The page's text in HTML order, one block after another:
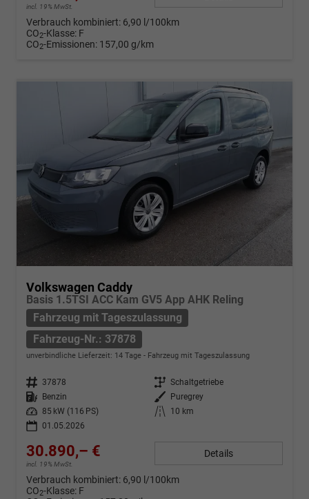
incl. 19% MwSt.
Verbrauch kombiniert: 6,90 l/100km
CO2-Klasse: F
CO2-Emissionen: 157,00 g/km
Volkswagen Caddy
Basis 1.5TSI ACC Kam GV5 App AHK Reling
Fahrzeug mit Tageszulassung
Fahrzeug-Nr.: 37878
unverbindliche Lieferzeit: 14 Tage Fahrzeug mit Tageszulassung
Fahrzeug-Nr. 37878 Getriebe Schaltgetriebe
Kraftstoff Benzin Außenfarbe
Puregrey
Leistung
85 kW (116 PS) Kilometerstand
10 km
01.05.2026
30.890,– €
incl. 19% MwSt.
Details
Verbrauch kombiniert: 6,90 l/100km
CO2-Klasse: F